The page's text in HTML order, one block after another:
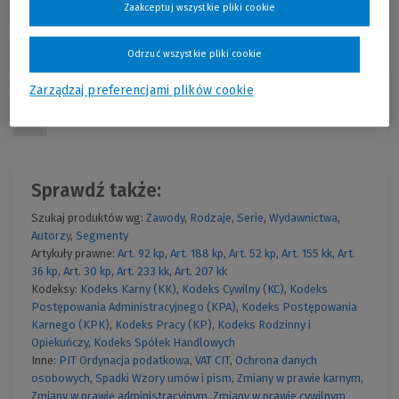
Sprawdź także:
Szukaj produktów wg: Zawody, Rodzaje, Serie, Wydawnictwa,
Autorzy, Segmenty
Artykuły prawne: Art. 92 kp, Art. 188 kp, Art. 52 kp, Art. 155 kk, Art.
36 kp, Art. 30 kp, Art. 233 kk, Art. 207 kk
Kodeksy: Kodeks Karny (KK), Kodeks Cywilny (KC), Kodeks
Postępowania Administracyjnego (KPA), Kodeks Postępowania
Karnego (KPK), Kodeks Pracy (KP), Kodeks Rodzinny i
Opiekuńczy, Kodeks Spółek Handlowych
Inne: PIT Ordynacja podatkowa, VAT CIT, Ochrona danych
osobowych, Spadki Wzory umów i pism, Zmiany w prawie karnym,
Zmiany w prawie administracyjnym, Zmiany w prawie cywilnym
Zarządzaj preferencjami plików cookie
Odrzuć wszystkie pliki cookie
Zaakceptuj wszystkie pliki cookie